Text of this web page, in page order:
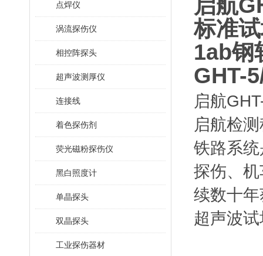
点焊仪
涡流探伤仪
相控阵探头
超声波测厚仪
连接线
着色探伤剂
荧光磁粉探伤仪
黑白照度计
单晶探头
双晶探头
工业探伤器材
启航
标准
1ab钢
GHT-
启航
启航检
铁路系
探伤、
续数十
超声波